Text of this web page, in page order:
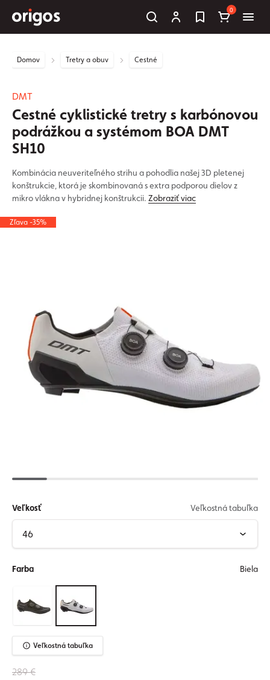
0
Domov Tretry a obuv Cestné
DMT
Cestné cyklistické tretry s karbónovou
podrážkou a systémom BOA DMT
SH10
Kombinácia neuveriteľného strihu a pohodlia našej 3D pletenej
konštrukcie, ktorá je skombinovaná s extra podporou dielov z
mikro vlákna v hybridnej konštrukcii. Zobraziť viac
Zľava -35%
Veľkosť Veľkostná tabuľka
Farba Biela
Veľkostná tabuľka
289 €